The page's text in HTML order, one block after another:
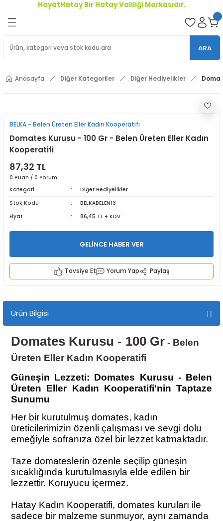
HayatHatay Bir Hatay Valiliği Markasıdır.
ARA
Anasayfa Diğer Kategoriler Diğer Hediyelikler
BELKA - Belen Üreten Eller Kadın Kooperatifi
Domates Kurusu - 100 Gr - Belen Üreten Eller Kadın
Kooperatifi
87,32 TL
0 Puan / 0 Yorum
Kategori
Diğer Hediyelikler
Stok Kodu
BELKABELEN13
Fiyat
86,45 TL + KDV
GELİNCE HABER VER
Tavsiye Et Yorum Yap Paylaş
Ürün Bilgisi
Domates Kurusu - 100 Gr - Belen
Üreten Eller Kadın Kooperatifi
Güneşin Lezzeti: Domates Kurusu - Belen
Üreten Eller Kadın Kooperatifi'nin Taptaze
Sunumu
Her bir kurutulmuş domates, kadın
üreticilerimizin özenli çalışması ve sevgi dolu
emeğiyle sofranıza özel bir lezzet katmaktadır.
Taze domateslerin özenle seçilip güneşin
sıcaklığında kurutulmasıyla elde edilen bir
lezzettir. Koruyucu içermez.
Hatay Kadın Kooperatifi, domates kuruları ile
sadece bir malzeme sunmuyor, aynı zamanda